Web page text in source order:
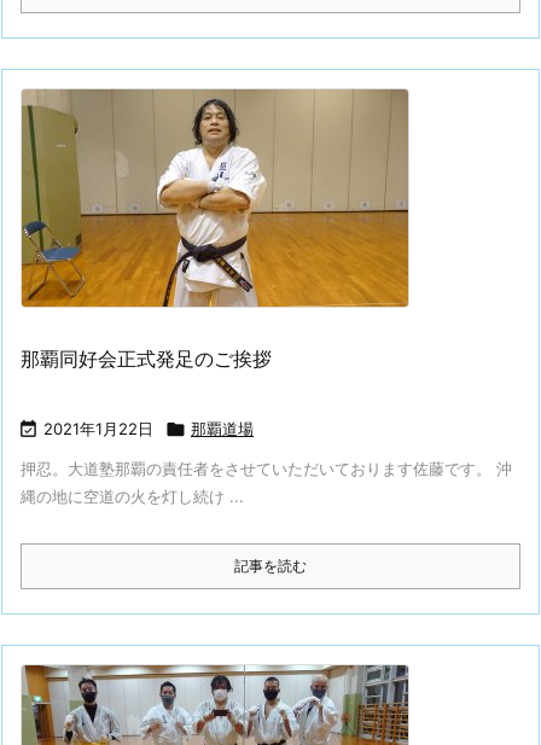
那覇同好会正式発足のご挨拶
 2021年1月22日  那覇道場
押忍。大道塾那覇の責任者をさせていただいております佐藤です。 沖
縄の地に空道の火を灯し続け ...
記事を読む